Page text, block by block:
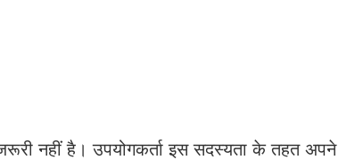
नहीं है। उपयोगकर्ता इस सदस्यता के तहत अपने